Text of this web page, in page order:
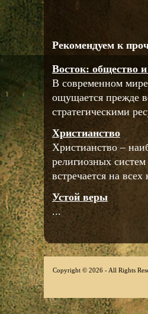
Рекомендуем к
Восток: общество
В современном мире
ощущается прежде
стратегическими
Христианство
Христианство –
религиозных
встречается на
Устой веры
...
Copyright © 2026 - All Rights